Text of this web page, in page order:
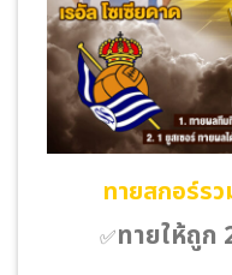
ทายสกอร์รว
✅ทายให้ถูก